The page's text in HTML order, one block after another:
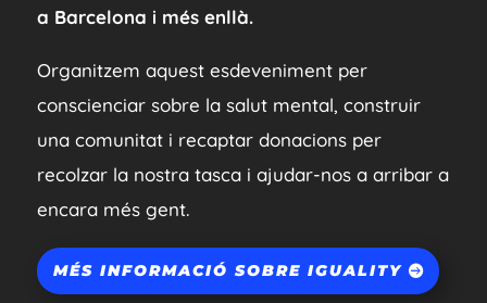
a Barcelona i més enllà.
Organitzem aquest esdeveniment per
conscienciar sobre la salut mental, construir
una comunitat i recaptar donacions per
recolzar la nostra tasca i ajudar-nos a arribar a
encara més gent.
MÉS INFORMACIÓ SOBRE IGUALITY